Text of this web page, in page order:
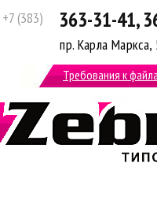
Требования к
+7 (383) 363-31-41,
пр. Карла